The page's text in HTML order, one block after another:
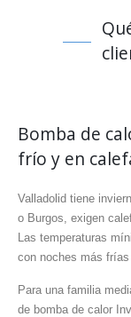
Bomba de
frío y en
Valladolid tiene
o Burgos, exigen
Las temperaturas
con noches más frías
Para una familia
de bomba de calor